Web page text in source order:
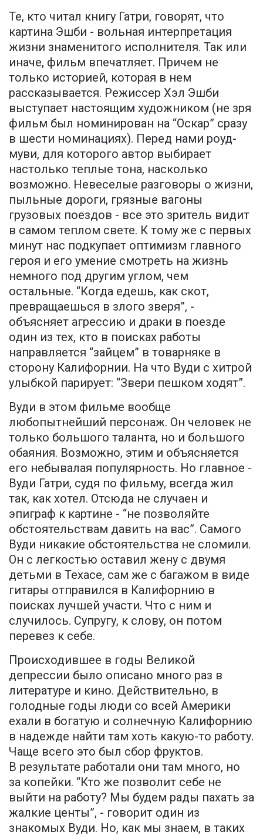
Те, кто читал книгу Гатри, говорят, что
картина Эшби - вольная интерпретация
жизни знаменитого исполнителя. Так или
иначе, фильм впечатляет. Причем не
только историей, которая в нем
рассказывается. Режиссер Хэл Эшби
выступает настоящим художником (не зря
фильм был номинирован на “Оскар” сразу
в шести номинациях). Перед нами роуд-
муви, для которого автор выбирает
настолько теплые тона, насколько
возможно. Невеселые разговоры о жизни,
пыльные дороги, грязные вагоны
грузовых поездов - все это зритель видит
в самом теплом свете. К тому же с первых
минут нас подкупает оптимизм главного
героя и его умение смотреть на жизнь
немного под другим углом, чем
остальные. “Когда едешь, как скот,
превращаешься в злого зверя”, -
объясняет агрессию и драки в поезде
один из тех, кто в поисках работы
направляется “зайцем” в товарняке в
сторону Калифорнии. На что Вуди с хитрой
улыбкой парирует: “Звери пешком ходят”.
Вуди в этом фильме вообще
любопытнейший персонаж. Он человек не
только большого таланта, но и большого
обаяния. Возможно, этим и объясняется
его небывалая популярность. Но главное -
Вуди Гатри, судя по фильму, всегда жил
так, как хотел. Отсюда не случаен и
эпиграф к картине - “не позволяйте
обстоятельствам давить на вас”. Самого
Вуди никакие обстоятельства не сломили.
Он с легкостью оставил жену с двумя
детьми в Техасе, сам же с багажом в виде
гитары отправился в Калифорнию в
поисках лучшей участи. Что с ним и
случилось. Супругу, к слову, он потом
перевез к себе.
Происходившее в годы Великой
депрессии было описано много раз в
литературе и кино. Действительно, в
голодные годы люди со всей Америки
ехали в богатую и солнечную Калифорнию
в надежде найти там хоть какую-то работу.
Чаще всего это был сбор фруктов.
В результате работали они там много, но
за копейки. “Кто же позволит себе не
выйти на работу? Мы будем рады пахать за
жалкие центы”, - говорит один из
знакомых Вуди. Но, как мы знаем, в таких